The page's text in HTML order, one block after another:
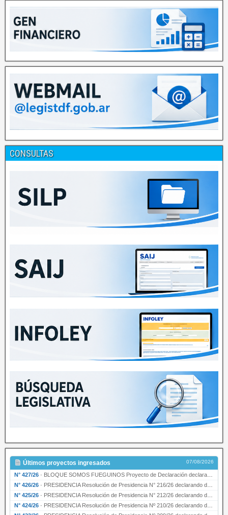
CONSULTAS
Últimos proyectos ingresados 07/08/2026
N° 427/26 · BLOQUE SOMOS FUEGUINOS Proyecto de Declaración declarando de interés provincial PRESIDENCI…
N° 426/26 · PRESIDENCIA Resolución de Presidencia N° 216/26 declarando de interés provincial la labor …
N° 425/26 · PRESIDENCIA Resolución de Presidencia N° 212/26 declarando de interés provincial el “50° A…
N° 424/26 · PRESIDENCIA Resolución de Presidencia Nº 210/26 declarando de interés provincial el proyec…